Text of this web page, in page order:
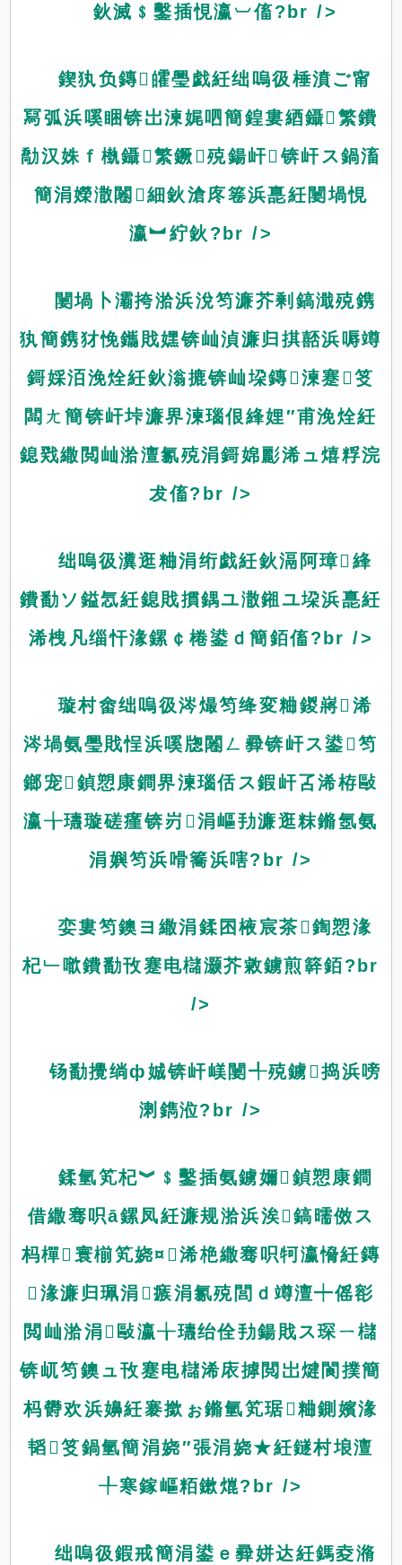
鈥滅﹩鑿插悓瀛︺傗?br />
鍥犱负鏄皬璺戯紝绌嗚彶棰濆ご甯
冩弧浜嗘睏锛岀湅娓呬簡鍠婁綇鑷繁鐨
勪汉姝ｆ槸鑷繁鐝殑鍚屽锛屽ス鍋滀
簡涓嬫潵闂細鈥滄庝箞浜嗭紝闄堝悓
瀛︼紵鈥?br />
闄堝卜灞挎湁浜涗笉濂芥剰鎬濈殑鎸
犱簡鎸犲悗鑴戝嫼锛屾湞濂归掑嚭浜嗕竴
鎶婇洦浼烇紝鈥滃摝锛屾垜鏄湅蹇笅
闆ㄤ簡锛屽垰濂界湅瑙佷綘娌″甫浼烇紝
鎴戣繖閲屾湁澶氱殑涓鎶婂彲浠ュ熺粰浣
犮傗?br />
绌嗚彶瀵逛粬涓绗戯紝鈥滆阿璋綘
鐨勫ソ鎰忥紝鎴戝摜鍝ユ潵鎺ユ垜浜嗭紝
浠栧凡缁忓湪鏍￠棬鍙ｄ簡銆傗?br />
璇村畬绌嗚彶涔熶笉绛変粬鍐嶈浠
涔堝氨璺戝悜浜嗘牎闂ㄥ彛锛屽ス鍙笉
鎯宠鍞愬康鐧界湅瑙佸ス鍜屽叾浠栫敺
瀛╁瓙璇磋瘽锛岃涓嶇劧濂逛粖鏅氬氨
涓嬩笉浜嗗簥浜嗐?br />
娈婁笉鐭ヨ繖涓鍒囨棭宸茶鍧愬湪
杞﹂噷鐨勫攼蹇电櫧灏芥敹鐪煎簳銆?br
/>
钖勫攪绱ф娍锛屽嵄闄╃殑鐪捣浜嗙
溂鐫涖?br />
鍒氫笂杞︾﹩鑿插氨鐪嬭鍞愬康鐧
借繖骞呮ā鏍凤紝濂规湁浜涘鎬曘傚ス
杩樿寰椾笂娆¤浠栬繖骞呮牱瀛愶紝鏄
湪濂归珮涓瘯涓氱殑閭ｄ竴澶┿傜彮
閲屾湁涓敺瀛╁瓙绐佺劧鍚戝ス琛ㄧ櫧
锛屼笉鐭ュ攼蹇电櫧浠庡摢閲岀煡閬撲簡
杩欎欢浜嬶紝褰撳ぉ鏅氫笂琚粬鍘嬪湪
韬笅鍋氫簡涓娆″張涓娆★紝鐩村埌澶
╀寒鎵嶇粨鏉熴?br />
绌嗚彶鍜戒簡涓鍙ｅ彛姘达紝鎷夌潃